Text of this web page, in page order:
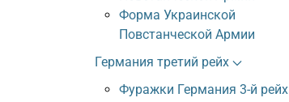
Форма Украинской
Повстанческой Армии
Германия третий рейх
Фуражки Германия 3-й рейх